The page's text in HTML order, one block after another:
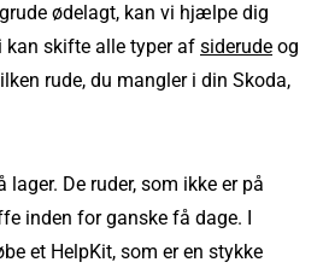
ødelagt, kan vi hjælpe dig
kan skifte alle typer af siderude og
rude, du mangler i din Skoda,
lager. De ruder, som ikke er på
inden for ganske få dage. I
et HelpKit, som er en stykke